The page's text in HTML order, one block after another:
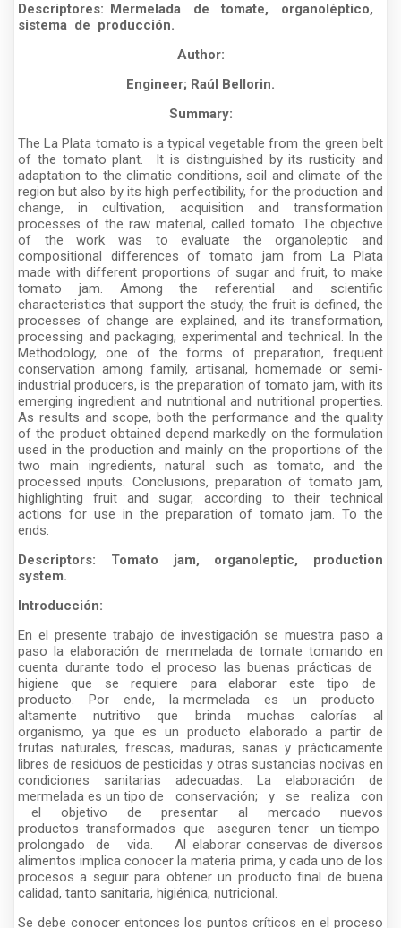
Descriptores: Mermelada de tomate, organoléptico,
sistema de producción.
Author:
Engineer; Raúl Bellorin.
Summary:
The La Plata tomato is a typical vegetable from the green belt
of the tomato plant. It is distinguished by its rusticity and
adaptation to the climatic conditions, soil and climate of the
region but also by its high perfectibility, for the production and
change, in cultivation, acquisition and transformation
processes of the raw material, called tomato. The objective
of the work was to evaluate the organoleptic and
compositional differences of tomato jam from La Plata
made with different proportions of sugar and fruit, to make
tomato jam. Among the referential and scientific
characteristics that support the study, the fruit is defined, the
processes of change are explained, and its transformation,
processing and packaging, experimental and technical. In the
Methodology, one of the forms of preparation, frequent
conservation among family, artisanal, homemade or semi-
industrial producers, is the preparation of tomato jam, with its
emerging ingredient and nutritional and nutritional properties.
As results and scope, both the performance and the quality
of the product obtained depend markedly on the formulation
used in the production and mainly on the proportions of the
two main ingredients, natural such as tomato, and the
processed inputs. Conclusions, preparation of tomato jam,
highlighting fruit and sugar, according to their technical
actions for use in the preparation of tomato jam. To the
ends.
Descriptors: Tomato jam, organoleptic, production
system.
Introducción:
En el presente trabajo de investigación se muestra paso a
paso la elaboración de mermelada de tomate tomando en
cuenta durante todo el proceso las buenas prácticas de
higiene que se requiere para elaborar este tipo de
producto. Por ende, la mermelada es un producto
altamente nutritivo que brinda muchas calorías al
organismo, ya que es un producto elaborado a partir de
frutas naturales, frescas, maduras, sanas y prácticamente
libres de residuos de pesticidas y otras sustancias nocivas en
condiciones sanitarias adecuadas. La elaboración de
mermelada es un tipo de conservación; y se realiza con
el objetivo de presentar al mercado nuevos
productos transformados que aseguren tener un tiempo
prolongado de vida. Al elaborar conservas de diversos
alimentos implica conocer la materia prima, y cada uno de los
procesos a seguir para obtener un producto final de buena
calidad, tanto sanitaria, higiénica, nutricional.
Se debe conocer entonces los puntos críticos en el proceso